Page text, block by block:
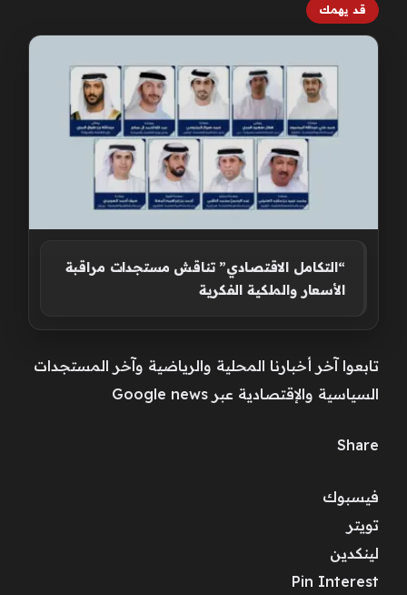
قد يهمك
“التكامل الاقتصادي” تناقش مستجدات مراقبة
الأسعار والملكية الفكرية
تابعوا آخر أخبارنا المحلية والرياضية وآخر المستجدات
السياسية والإقتصادية عبر Google news
Share
فيسبوك
تويتر
لينكدين
Pin Interest